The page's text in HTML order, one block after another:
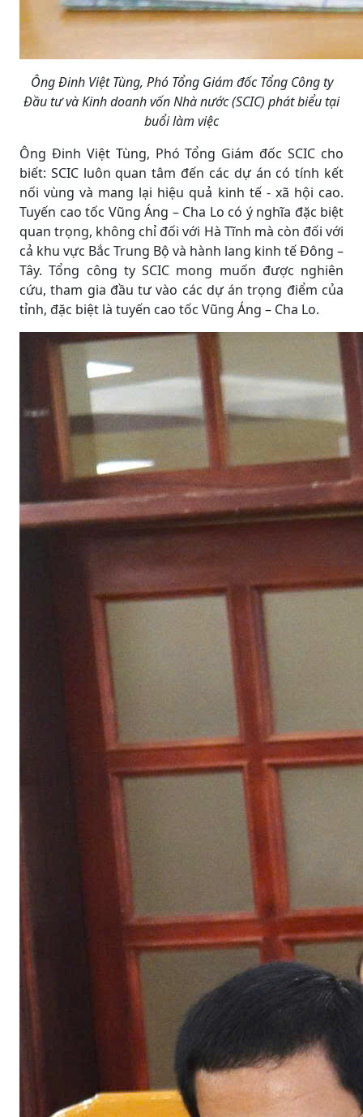
Ông Đinh Việt Tùng, Phó Tổng Giám đốc Tổng Công ty
Đầu tư và Kinh doanh vốn Nhà nước (SCIC) phát biểu tại
buổi làm việc
Ông Đinh Việt Tùng, Phó Tổng Giám đốc SCIC cho
biết: SCIC luôn quan tâm đến các dự án có tính kết
nối vùng và mang lại hiệu quả kinh tế - xã hội cao.
Tuyến cao tốc Vũng Áng – Cha Lo có ý nghĩa đặc biệt
quan trọng, không chỉ đối với Hà Tĩnh mà còn đối với
cả khu vực Bắc Trung Bộ và hành lang kinh tế Đông –
Tây. Tổng công ty SCIC mong muốn được nghiên
cứu, tham gia đầu tư vào các dự án trọng điểm của
tỉnh, đặc biệt là tuyến cao tốc Vũng Áng – Cha Lo.